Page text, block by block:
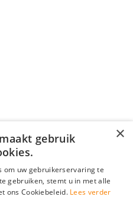
×
gebruik
om uw gebruikerservaring te
gebruiken, stemt u in met alle
ons Cookiebeleid. Lees verder